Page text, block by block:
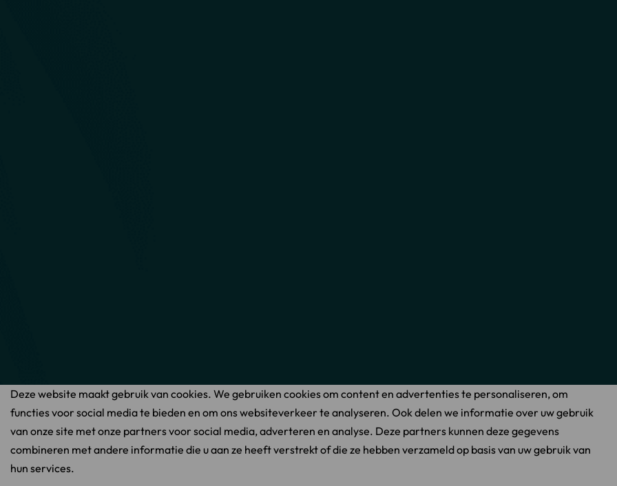
Deze website maakt gebruik van cookies. We gebruiken cookies om content en advertenties te personaliseren, om
functies voor social media te bieden en om ons websiteverkeer te analyseren. Ook delen we informatie over uw gebruik
van onze site met onze partners voor social media, adverteren en analyse. Deze partners kunnen deze gegevens
combineren met andere informatie die u aan ze heeft verstrekt of die ze hebben verzameld op basis van uw gebruik van
hun services.